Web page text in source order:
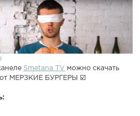
Smetana TV можно скачать
МЕРЗКИЕ БУРГЕРЫ ☑️